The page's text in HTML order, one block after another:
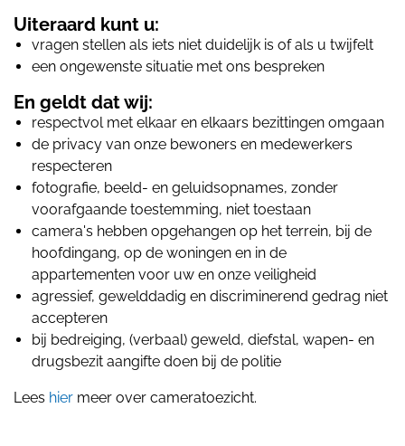
Uiteraard kunt u:
vragen stellen als iets niet duidelijk is of als u twijfelt
een ongewenste situatie met ons bespreken
En geldt dat wij:
respectvol met elkaar en elkaars bezittingen omgaan
de privacy van onze bewoners en medewerkers
respecteren
fotografie, beeld- en geluidsopnames, zonder
voorafgaande toestemming, niet toestaan
camera's hebben opgehangen op het terrein, bij de
hoofdingang, op de woningen en in de
appartementen voor uw en onze veiligheid
agressief, gewelddadig en discriminerend gedrag niet
accepteren
bij bedreiging, (verbaal) geweld, diefstal, wapen- en
drugsbezit aangifte doen bij de politie
Lees hier meer over cameratoezicht.